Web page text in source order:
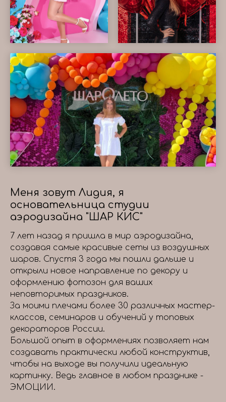
Меня зовут Лидия, я
основательница студии
аэродизайна "ШАР КИС"
7 лет назад я пришла в мир аэродизайна,
создавая самые красивые сеты из воздушных
шаров. Спустя 3 года мы пошли дальше и
открыли новое направление по декору и
оформлению фотозон для ваших
неповторимых праздников.
За моими плечами более 30 различных мастер-
классов, семинаров и обучений у топовых
декораторов России.
Большой опыт в оформлениях позволяет нам
создавать практически любой конструктив,
чтобы на выходе вы получили идеальную
картинку. Ведь главное в любом празднике -
ЭМОЦИИ.